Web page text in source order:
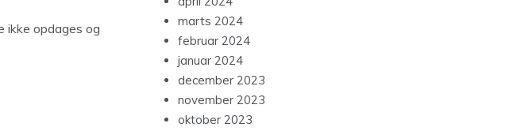
ikke opdages og
marts 2024
februar 2024
januar 2024
december 2023
november 2023
oktober 2023